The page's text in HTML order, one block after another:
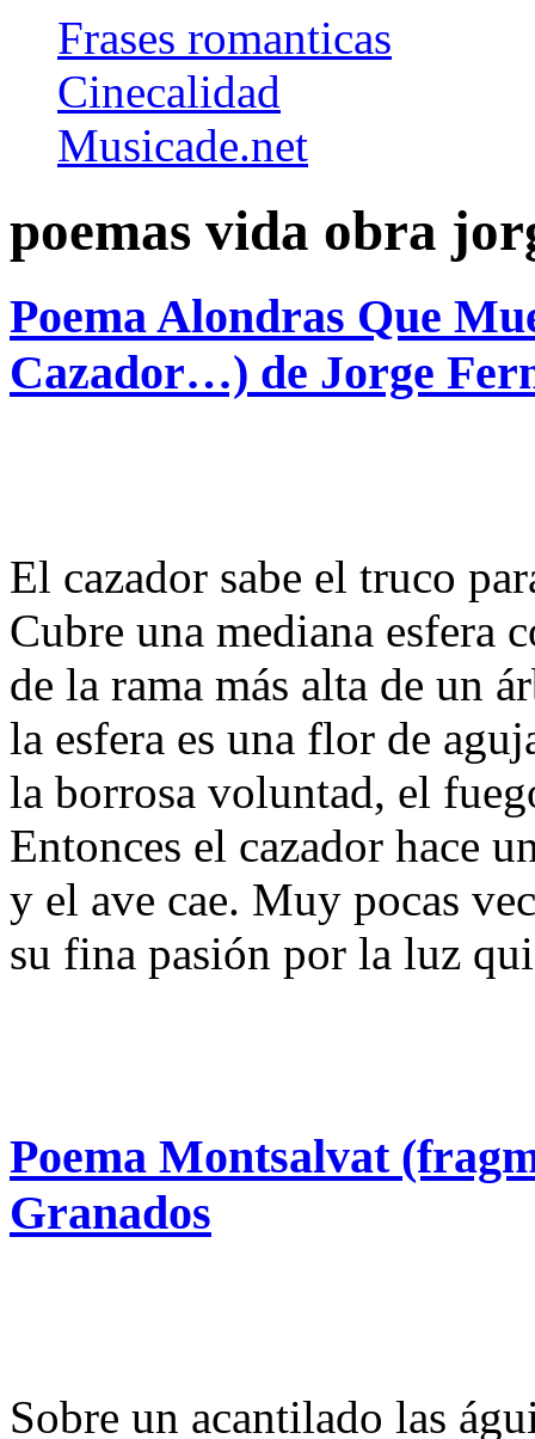
Frases romanticas
Cinecalidad
Musicade.net
poemas vida obra
Poema Alondras Que
Cazador…) de Jorge
El cazador sabe el truco
Cubre una mediana esfera
de la rama más alta de un
la esfera es una flor de
la borrosa voluntad, el
Entonces el cazador hace
y el ave cae. Muy pocas
su fina pasión por la luz
Poema Montsalvat
Granados
Sobre un acantilado las